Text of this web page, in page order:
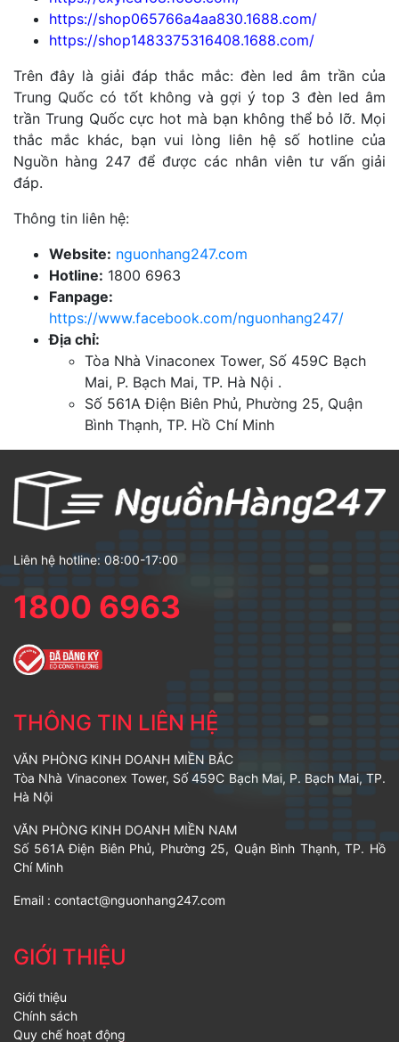
https://shop065766a4aa830.1688.com/
https://shop1483375316408.1688.com/
Trên đây là giải đáp thắc mắc: đèn led âm trần của
Trung Quốc có tốt không và gợi ý top 3 đèn led âm
trần Trung Quốc cực hot mà bạn không thể bỏ lỡ. Mọi
thắc mắc khác, bạn vui lòng liên hệ số hotline của
Nguồn hàng 247 để được các nhân viên tư vấn giải
đáp.
Thông tin liên hệ:
Website: nguonhang247.com
Hotline: 1800 6963
Fanpage:
https://www.facebook.com/nguonhang247/
Địa chỉ:
Tòa Nhà Vinaconex Tower, Số 459C Bạch
Mai, P. Bạch Mai, TP. Hà Nội .
Số 561A Điện Biên Phủ, Phường 25, Quận
Bình Thạnh, TP. Hồ Chí Minh
Liên hệ hotline: 08:00-17:00
1800 6963
THÔNG TIN LIÊN HỆ
VĂN PHÒNG KINH DOANH MIỀN BẮC
Tòa Nhà Vinaconex Tower, Số 459C Bạch Mai, P. Bạch Mai, TP.
Hà Nội
VĂN PHÒNG KINH DOANH MIỀN NAM
Số 561A Điện Biên Phủ, Phường 25, Quận Bình Thạnh, TP. Hồ
Chí Minh
Email : contact@nguonhang247.com
GIỚI THIỆU
Giới thiệu
Chính sách
Quy chế hoạt động